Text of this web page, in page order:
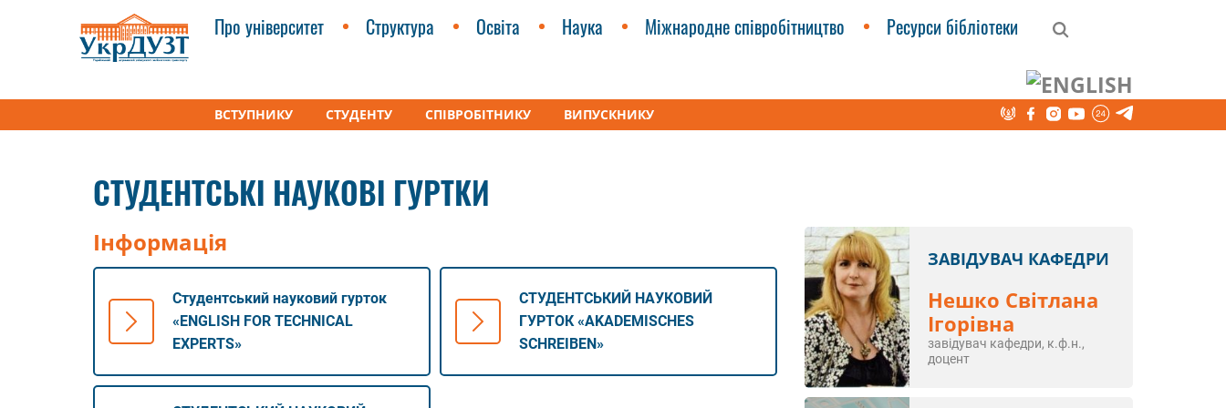
Про університет Структура Освіта Наука Міжнародне співробітництво Ресурси бібліотеки
ВСТУПНИКУ СТУДЕНТУ СПІВРОБІТНИКУ ВИПУСКНИКУ
Факультети Кафедра «Іноземні мови» Студентські наукові гуртки
СТУДЕНТСЬКІ НАУКОВІ ГУРТКИ
ЗАВІДУВАЧ КАФЕДРИ
Нешко Світлана
Ігорівна
завідувач кафедри, к.ф.н.,
доцент
Інформація
Студентський науковий гурток
«ENGLISH FOR TECHNICAL
EXPERTS»
СТУДЕНТСЬКИЙ НАУКОВИЙ
ГУРТОК «AKADEMISCHES
SCHREIBEN»